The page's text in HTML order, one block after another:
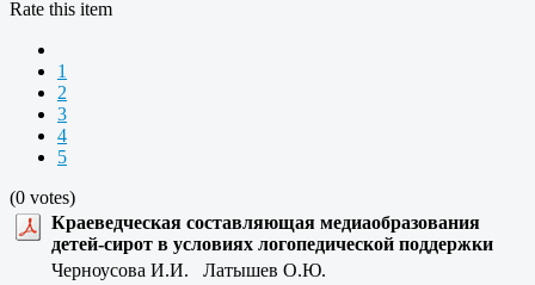
Rate this item
1
2
3
4
5
(0 votes)
Краеведческая составляющая медиаобразования
детей-сирот в условиях логопедической поддержки
Черноусова И.И. Латышев О.Ю.